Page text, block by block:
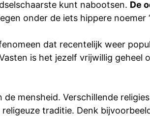
kunt nabootsen. De
onder de iets hippere noemer
dat recentelijk weer
is het jezelf vrijwillig geheel
mensheid. Verschillende
traditie. Denk